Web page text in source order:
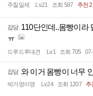
주칠일제 Lv.21 조회 587 추천 2
잡담 110단인데..몸빵이라
ㅠ
드루드루대견 Lv.1 조회 705
잡담 와 이거 몸빵이 너무
박거영이영 Lv.24 조회 1207 추